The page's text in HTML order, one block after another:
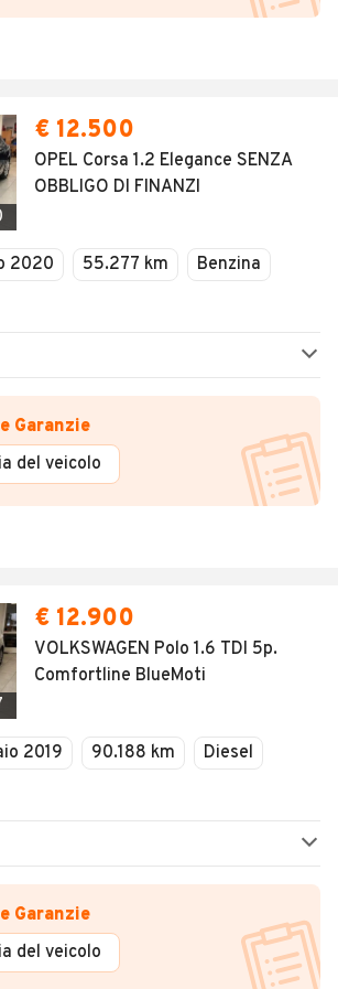
€ 12.500
OPEL Corsa 1.2 Elegance SENZA
OBBLIGO DI FINANZI
2020 55.277 km
Benzina
Garanzie
del veicolo
€ 12.900
VOLKSWAGEN Polo 1.6 TDI 5p.
Comfortline BlueMoti
2019 90.188 km
Diesel
Garanzie
del veicolo